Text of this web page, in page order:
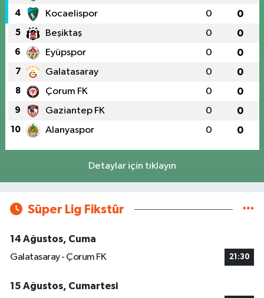
4 Kocaelispor 0 0
5 Beşiktaş 0 0
6 Eyüpspor 0 0
7 Galatasaray 0 0
8 Çorum FK 0 0
9 Gaziantep FK 0 0
10 Alanyaspor 0 0
Detaylar için tıklayın
Süper Lig Fikstür
14 Ağustos, Cuma
Galatasaray - Çorum FK
21:30
15 Ağustos, Cumartesi